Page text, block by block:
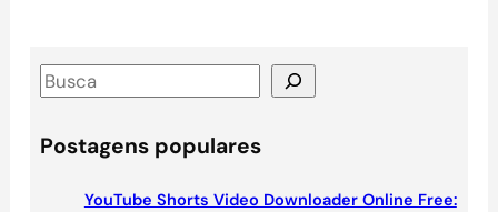
S
a
Postagens populares
YouTube Shorts Video Downloader Online Free: